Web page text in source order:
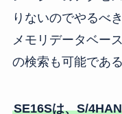
りないのでやるべ
メモリデータベー
の検索も可能である
SE16Sは、S/